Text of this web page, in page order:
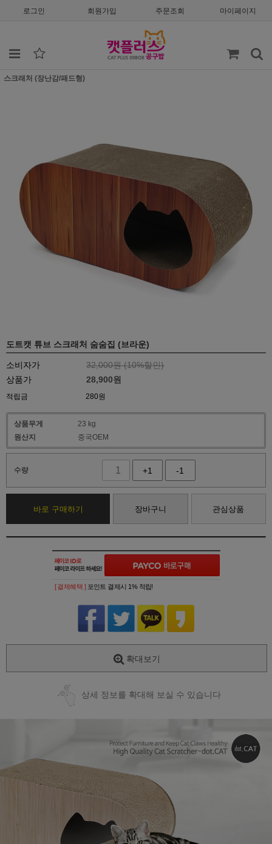
로그인 회원가입 주문조회 마이페이지
스크래처 (장난감/패드형)
도트캣 튜브 스크래처 숨숨집 (브라운)
소비자가 32,000원 (10%할인)
상품가
28,900원
적립금 280원
상품무게
23 kg
원산지
중국OEM
수량 +1 -1
바로 구매하기 장바구니 관심상품
[ 결제혜택 ] 포인트 결제시 1% 적립!
확대보기
상세 정보를 확대해 보실 수 있습니다